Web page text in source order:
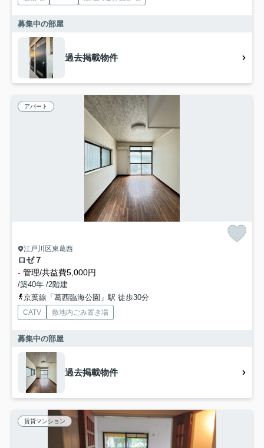
募集中の部屋
過去掲載物件
アパート
江戸川区東葛西
ロゼ７
- 管理/共益費5,000円
/築40年 /2階建
京葉線「葛西臨海公園」駅 徒歩30分
CATV 敷地内ごみ置き場
募集中の部屋
過去掲載物件
賃貸マンション